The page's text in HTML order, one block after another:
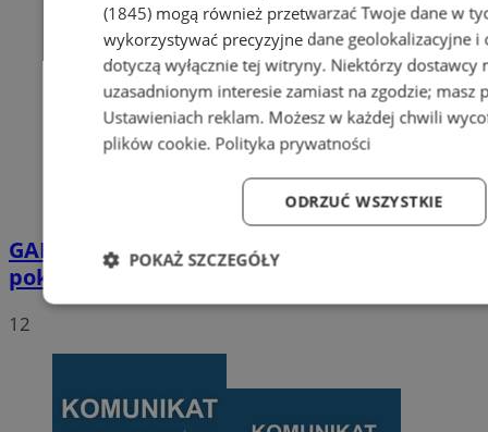
GALERIA Seniorzy z Piekar Śląskich
pokazali, że pasja nie ma wieku
12
(1845)mogą również przetwarzać Twoje dane w
wykorzystywać precyzyjne dane geolokalizacyjne
dotyczą wyłącznie tej witryny. Niektórzy dostawcy
uzasadnionym interesie zamiast na zgodzie; masz
Ustawieniach reklam. Możesz w każdej chwili
plików cookie. Polityka prywatności
ODRZUĆ WSZYSTKIE
POKAŻ SZCZEGÓŁY
Niezbędne Wydajność Targetowanie